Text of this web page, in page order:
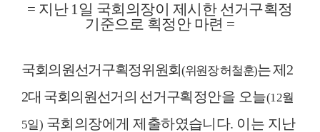
= 지난 1일 국회의장이 제시한 선거구획정
기준으로 획정안 마련 =
국회의원선거구획정위원회 (위원장 허철훈)는 제 2
2대 국회의원선거의 선거구획정안을 오늘(12월
5일) 국회의장에게 제출하였습니다. 이는 지난